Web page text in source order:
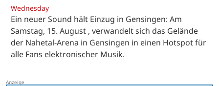
Wednesday
Ein neuer Sound hält Einzug in Gensingen: Am
Samstag, 15. August , verwandelt sich das Gelände
der Nahetal-Arena in Gensingen in einen Hotspot für
alle Fans elektronischer Musik.